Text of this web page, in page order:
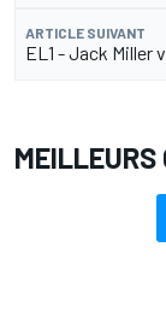
ARTICLE SUIVANT
EL1 - Jack Miller
MEILLEURS